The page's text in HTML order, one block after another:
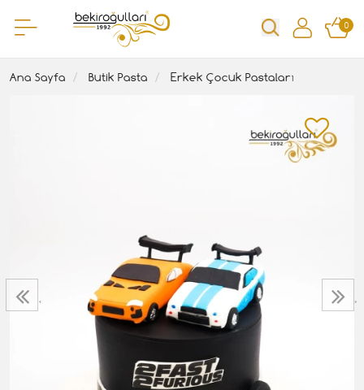
0
Ana Sayfa Butik Pasta Erkek Çocuk Pastaları
‹ ›